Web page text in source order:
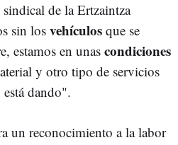
de la Ertzaintza
sin los vehículos que se
estamos en unas condiciones
y otro tipo de servicios
dando".
un reconocimiento a la labor